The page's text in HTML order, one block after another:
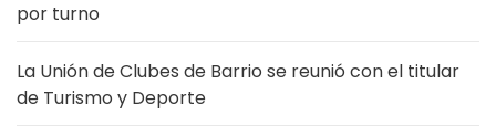
por turno
La Unión de Clubes de Barrio se reunió con el titular
de Turismo y Deporte